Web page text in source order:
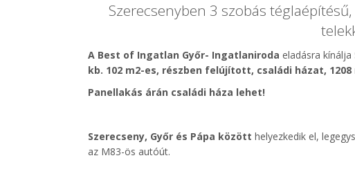
Szerecsenyben 3 szobás
A Best of Ingatlan Győr- Ingatlaniroda eladásra kínálja
kb. 102 m2-es, részben felújított, családi házat,
Panellakás árán családi háza lehet!
Szerecseny, Győr és Pápa között helyezkedik el,
az M83-ös autóút.